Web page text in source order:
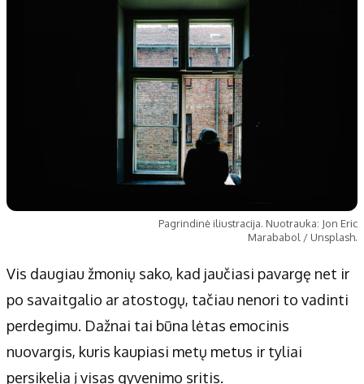
Pagrindinė iliustracija. Nuotrauka: Jon Eric
Marababol / Unsplash.
Vis daugiau žmonių sako, kad jaučiasi pavargę net ir
po savaitgalio ar atostogų, tačiau nenori to vadinti
perdegimu. Dažnai tai būna lėtas emocinis
nuovargis, kuris kaupiasi metų metus ir tyliai
persikelia į visas gyvenimo sritis.